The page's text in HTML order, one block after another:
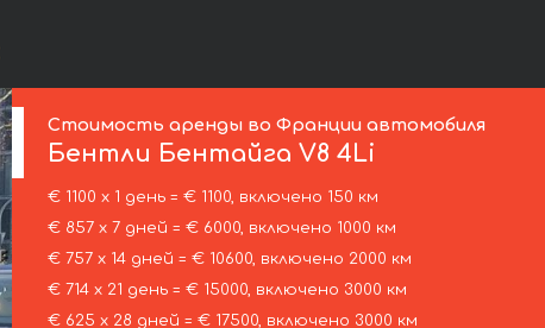
Стоимость аренды во Франции автомобиля
Бентли Бентайга V8 4Li
€ 1100 х 1 день = € 1100, включено 150 км
€ 857 х 7 дней = € 6000, включено 1000 км
€ 757 х 14 дней = € 10600, включено 2000 км
€ 714 х 21 день = € 15000, включено 3000 км
€ 625 х 28 дней = € 17500, включено 3000 км